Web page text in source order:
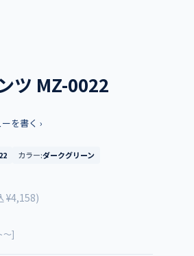
ツ MZ-0022
を書く ›
カラー:ダークグリーン
¥4,158)
～]